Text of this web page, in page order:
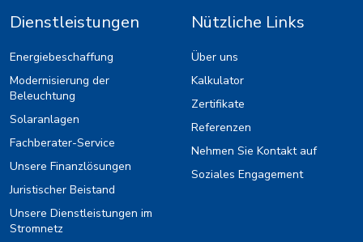
Dienstleistungen
Energiebeschaffung
Modernisierung der
Beleuchtung
Solaranlagen
Fachberater-Service
Unsere Finanzlösungen
Juristischer Beistand
Unsere Dienstleistungen im
Stromnetz
Nützliche Links
Über uns
Kalkulator
Zertifikate
Referenzen
Nehmen Sie Kontakt auf
Soziales Engagement